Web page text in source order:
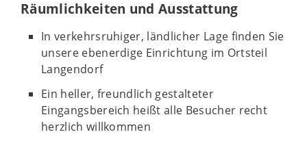
Räumlichkeiten und Ausstattung
In verkehrsruhiger, ländlicher Lage finden Sie
unsere ebenerdige Einrichtung im Ortsteil
Langendorf
Ein heller, freundlich gestalteter
Eingangsbereich heißt alle Besucher recht
herzlich willkommen